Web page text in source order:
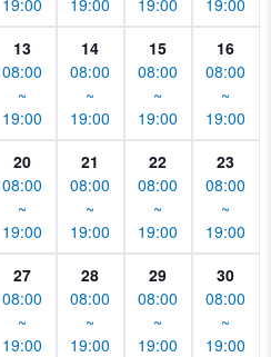
19:00
19:00
19:00
19:00
13
08:00
~
19:00
14
08:00
~
19:00
15
08:00
~
19:00
16
08:00
~
19:00
20
08:00
~
19:00
21
08:00
~
19:00
22
08:00
~
19:00
23
08:00
~
19:00
27
08:00
~
19:00
28
08:00
~
19:00
29
08:00
~
19:00
30
08:00
~
19:00